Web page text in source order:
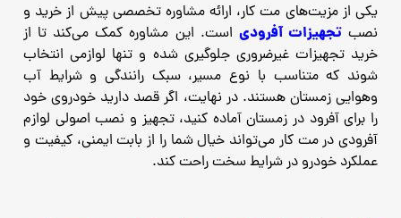
یکی از مزیت‌های مت ‌کار، ارائه مشاوره تخصصی پیش از خرید و
نصبتجهیزات آفرودی است. این مشاوره کمک می‌کند تا از
خرید تجهیزات غیرضروری جلوگیری شده و تنها لوازمی انتخاب
شوند که متناسب با نوع مسیر، سبک رانندگی و شرایط آب‌
وهوایی زمستان هستند. در نهایت، اگر قصد دارید خودروی خود
را برای آفرود در زمستان آماده کنید، تجهیز و نصب اصولی لوازم
آفرودی در مت ‌کار می‌تواند خیال شما را از بابت ایمنی، کیفیت و
عملکرد خودرو در شرایط سخت راحت کند.